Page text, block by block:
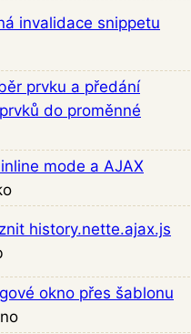
invalidace snippetu
prvku a předání
do proměnné
mode a AJAX
history.nette.ajax.js
okno přes šablonu